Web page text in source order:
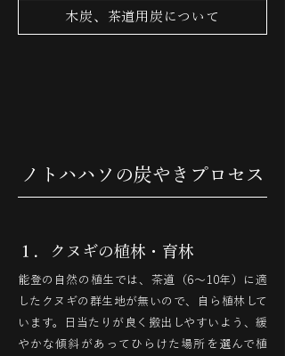
木炭、茶道用炭について
ノトハハソの炭やきプロセス
​１．クヌギの植林・育林
能登の自然の植生では、茶道（6〜10年）に適
したクヌギの群生地が無いので、自ら植林して
います。日当たりが良く搬出しやすいよう、緩
やかな傾斜があってひらけた場所を選んで植